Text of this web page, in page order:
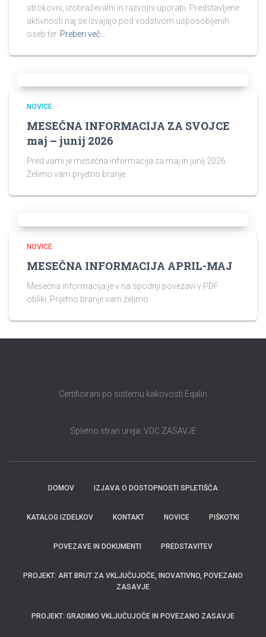
strokovni, izobraževalni in razvojni uporabi. Predstavljene
aktivnosti naj se izvajajo pod vodstvom usposobljenih
oseb ter Preberi več…
NOVICE
MESEČNA INFORMACIJA ZA SVOJCE
maj – junij 2026
Pred vami je mesečna informacija za maj in junij 2026.
Želimo vam prijetno branje.
NOVICE
MESEČNA INFORMACIJA APRIL-MAJ
Mesečna informacija je v na spodnji povezavi v PDF
obliki. Prijetno branje vam želimo.
Certificirani po sistemu kakovosti Eqalin
Spletno stran ureja: VDC ZASAVJE
DOMOV IZJAVA O DOSTOPNOSTI SPLETIŠČA
KATALOG IZDELKOV KONTAKT NOVICE PIŠKOTKI
POVEZAVE IN DOKUMENTI PREDSTAVITEV
PROJEKT: ART BRUT ZA VKLJUČUJOČE, INOVATIVNO, POVEZANO
ZASAVJE
PROJEKT: GRADIMO VKLJUČUJOČE IN POVEZANO ZASAVJE